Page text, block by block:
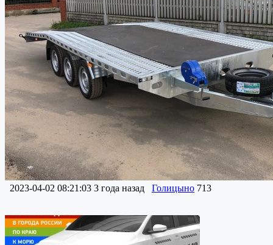
2023-04-02 08:21:03 3 года назад Голицыно 713